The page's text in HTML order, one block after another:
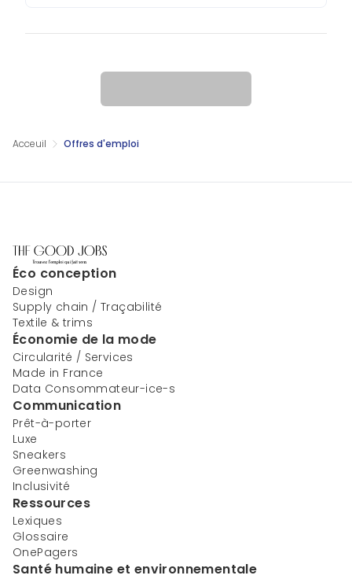
Acceuil Offres d'emploi
Éco conception
Design
Supply chain / Traçabilité
Textile & trims
Économie de la mode
Circularité / Services
Made in France
Data Consommateur-ice-s
Communication
Prêt-à-porter
Luxe
Sneakers
Greenwashing
Inclusivité
Ressources
Lexiques
Glossaire
OnePagers
Santé humaine et environnementale